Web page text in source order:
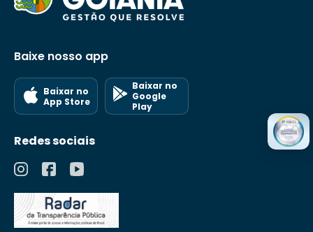
Baixe nosso app
Baixar no
App Store
Baixar no
Google
Play
Redes sociais